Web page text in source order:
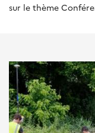
sur le thème